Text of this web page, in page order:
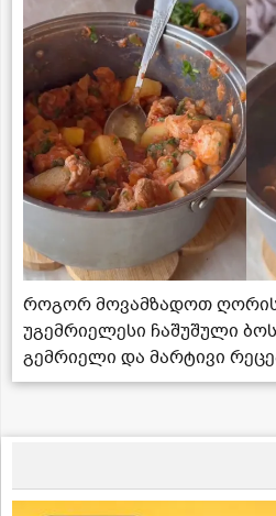
როგორ მოვამზადოთ
უგემრიელესი ჩაშუშული
გემრიელი და მარტივი